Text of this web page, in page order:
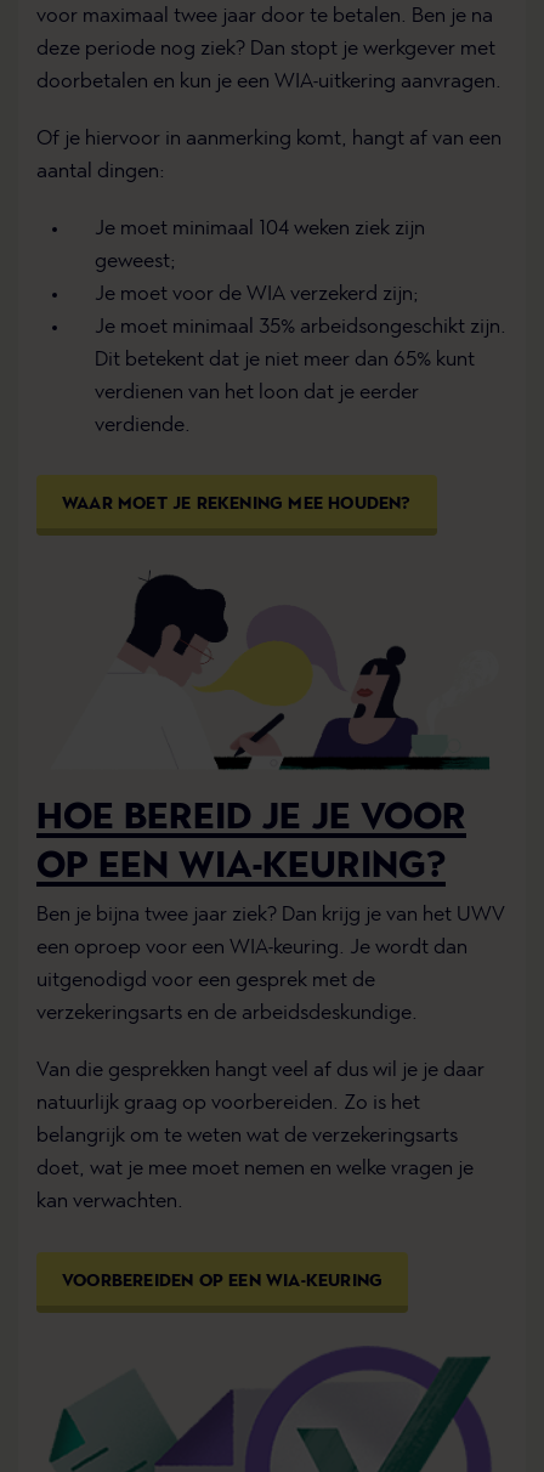
voor maximaal twee jaar door te betalen. Ben je na
deze periode nog ziek? Dan stopt je werkgever met
doorbetalen en kun je een WIA-uitkering aanvragen.
Of je hiervoor in aanmerking komt, hangt af van een
aantal dingen:
Je moet minimaal 104 weken ziek zijn
geweest;
Je moet voor de WIA verzekerd zijn;
Je moet minimaal 35% arbeidsongeschikt zijn.
Dit betekent dat je niet meer dan 65% kunt
verdienen van het loon dat je eerder
verdiende.
WAAR MOET JE REKENING MEE HOUDEN?
HOE BEREID JE JE VOOR
OP EEN WIA-KEURING?
Ben je bijna twee jaar ziek? Dan krijg je van het UWV
een oproep voor een WIA-keuring. Je wordt dan
uitgenodigd voor een gesprek met de
verzekeringsarts en de arbeidsdeskundige.
Van die gesprekken hangt veel af dus wil je je daar
natuurlijk graag op voorbereiden. Zo is het
belangrijk om te weten wat de verzekeringsarts
doet, wat je mee moet nemen en welke vragen je
kan verwachten.
VOORBEREIDEN OP EEN WIA-KEURING